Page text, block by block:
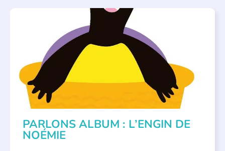
PARLONS ALBUM : L’ENGIN DE
NOÉMIE